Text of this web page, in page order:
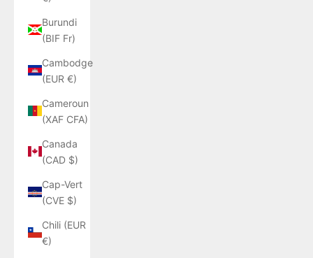
Burundi
(BIF Fr)
Cambodge
(EUR €)
Cameroun
(XAF CFA)
Canada
(CAD $)
Cap-Vert
(CVE $)
Chili (EUR
€)